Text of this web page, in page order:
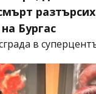
Бургас
в